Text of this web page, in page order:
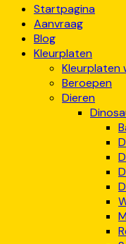
Startpagina
Aanvraag
Blog
Kleurplaten
Kleurplaten
Beroepen
Dieren